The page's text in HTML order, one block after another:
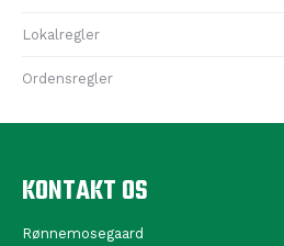
Lokalregler
Ordensregler
KONTAKT OS
Rønnemosegaard